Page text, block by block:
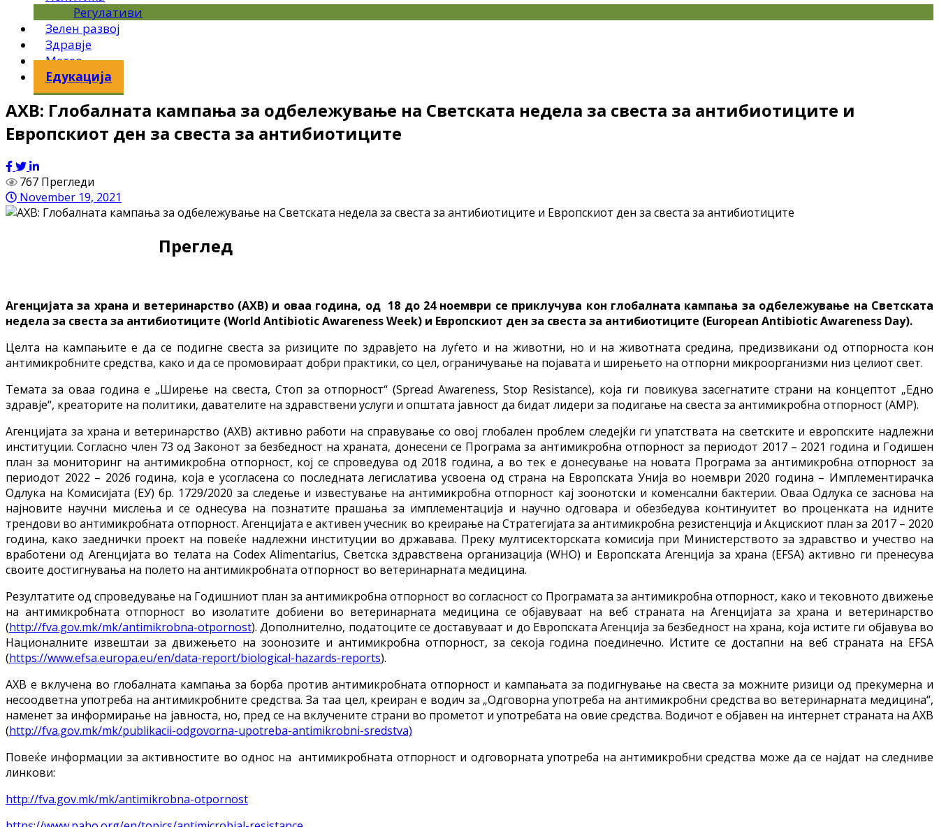
Регулативи
Зелен развој
Здравје
Метео
Едукација
АХВ: Глобалната кампања за одбележување на Светската недела за свеста за антибиотиците и
Европскиот ден за свеста за антибиотиците
767 Прегледи
November 19, 2021
Преглед
Агенцијата за храна и ветеринарство (АХВ) и оваа година, од 18 до 24 ноември се приклучува кон глобалната кампања за одбележување на Светската
недела за свеста за антибиотиците (World Antibiotic Awareness Week) и Европскиот ден за свеста за антибиотиците (European Antibiotic Awareness Day).
Целта на кампањите е да се подигне свеста за ризиците по здравјето на луѓето и на животни, но и на животната средина, предизвикани од отпорноста кон
антимикробните средства, како и да се промовираат добри практики, со цел, ограничување на појавата и ширењето на отпорни микроорганизми низ целиот свет.
Темата за оваа година е „Ширење на свеста, Стоп за отпорност“ (Spread Awareness, Stop Resistance), која ги повикува засегнатите страни на концептот „Едно
здравје“, креаторите на политики, давателите на здравствени услуги и општата јавност да бидат лидери за подигање на свеста за антимикробна отпорност (АМР).
Агенцијата за храна и ветеринарство (АХВ) активно работи на справување со овој глобален проблем следејќи ги упатствата на светските и европските надлежни
институции. Согласно член 73 од Законот за безбедност на храната, донесени се Програма за антимикробна отпорност за периодот 2017 – 2021 година и Годишен
план за мониторинг на антимикробна отпорност, кој се спроведува од 2018 година, а во тек е донесување на новата Програма за антимикробна отпорност за
периодот 2022 – 2026 година, која е усогласена со последната легислатива усвоена од страна на Европската Унија во ноември 2020 година – Имплементирачка
Одлука на Комисијата (ЕУ) бр. 1729/2020 за следење и известување на антимикробна отпорност кај зоонотски и коменсални бактерии. Оваа Одлука се заснова на
најновите научни мислења и се однесува на познатите прашања за имплементација и научно одговара и обезбедува континуитет во проценката на идните
трендови во антимикробната отпорност. Агенцијата е активен учесник во креирање на Стратегијата за антимикробна резистенција и Акцискиот план за 2017 – 2020
година, како заеднички проект на повеќе надлежни институции во државава. Преку мултисекторската комисија при Министерството за здравство и учество на
вработени од Агенцијата во телата на Codex Alimentarius, Светска здравствена организација (WHO) и Европската Агенција за храна (EFSA) активно ги пренесува
своите достигнувања на полето на антимикробната отпорност во ветеринарната медицина.
Резултатите од спроведување на Годишниот план за антимикробна отпорност во согласност со Програмата за антимикробна отпорност, како и тековното движење
на антимикробната отпорност во изолатите добиени во ветеринарната медицина се објавуваат на веб страната на Агенцијата за храна и ветеринарство
(http://fva.gov.mk/mk/antimikrobna-otpornost). Дополнително, податоците се доставуваат и до Европската Агенција за безбедност на храна, која истите ги објавува во
Националните извештаи за движењето на зоонозите и антимикробна отпорност, за секоја година поединечно. Истите се достапни на веб страната на EFSA
(https://www.efsa.europa.eu/en/data-report/biological-hazards-reports).
АХВ е вклучена во глобалната кампања за борба против антимикробната отпорност и кампањата за подигнување на свеста за можните ризици од прекумерна и
несоодветна употреба на антимикробните средства. За таа цел, креиран е водич за „Одговорна употреба на антимикробни средства во ветеринарната медицина“,
наменет за информирање на јавноста, но, пред се на вклучените страни во прометот и употребата на овие средства. Водичот е објавен на интернет страната на АХВ
(http://fva.gov.mk/mk/publikacii-odgovorna-upotreba-antimikrobni-sredstva)
Повеќе информации за активностите во однос на антимикробната отпорност и одговорната употреба на антимикробни средства може да се најдат на следниве
линкови:
http://fva.gov.mk/mk/antimikrobna-otpornost